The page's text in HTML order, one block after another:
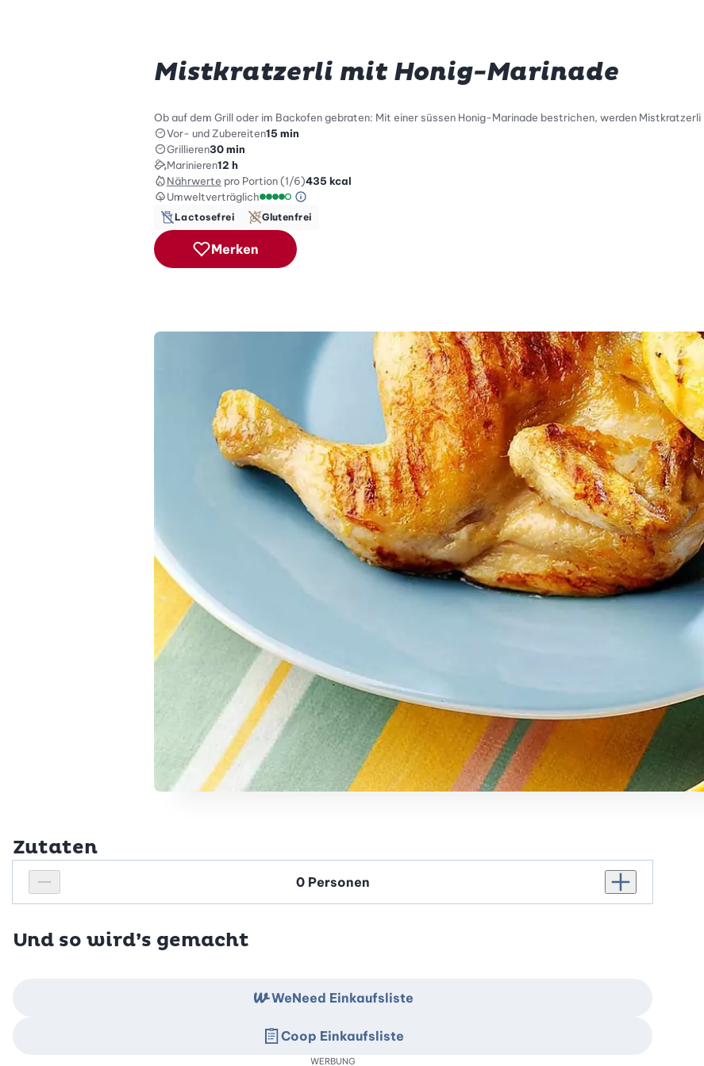
Mistkratzerli mit Honig-Marinade
Ob auf dem Grill oder im Backofen gebraten: Mit einer süssen Honig-Marinade bestrichen, werden Mistkratzerli
Vor- und Zubereiten15 min
Grillieren30 min
Marinieren12 h
Nährwerte pro Portion (1/6)435 kcal
Umweltverträglich
Green Betty Skala Info
Lactosefrei Glutenfrei
Merken
Zutaten
Personenanzahl verringern
Personenanzahl Personenanzahl
Und so wird’s gemacht
WeNeed Einkaufsliste
Coop Einkaufsliste
WERBUNG